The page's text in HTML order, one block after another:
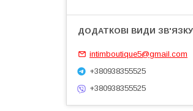
intimboutique5@gmail.com
+380938355525
+380938355525